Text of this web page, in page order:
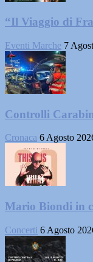
“Il Viaggio di
Eventi Marche 7
Controlli
Cronaca 6 Agosto
Mario Biondi in
Concerti 6 Agosto